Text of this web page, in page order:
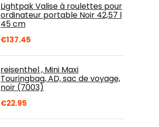
Lightpak Valise à roulettes pour
ordinateur portable Noir 42,57 l
45 cm
€137.45
reisenthel , Mini Maxi
Touringbag, AD, sac de voyage,
noir (7003)
€22.95